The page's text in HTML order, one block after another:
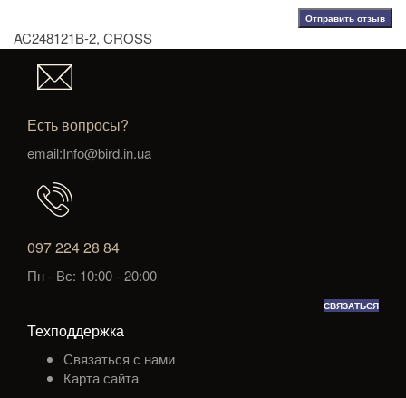
Отправить отзыв
AC248121B-2, CROSS
Есть вопросы?
email:Info@bird.in.ua
097 224 28 84
Пн - Вс: 10:00 - 20:00
СВЯЗАТЬСЯ
Техподдержка
Связаться с нами
Карта сайта